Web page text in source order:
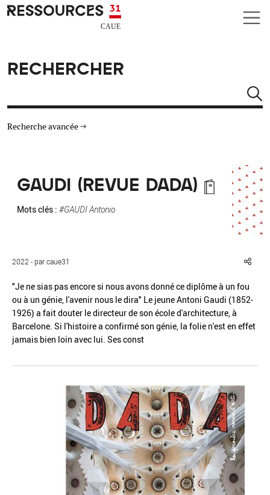
Aller au contenu principal
CAUE RESSOURCES 31
RECHERCHER
Recherche avancée
TYPE DE RESSOURCES
AUTRES CRITÈRES
GAUDI (REVUE DADA)
Mots clés : #GAUDI Antonio
2022 - par caue31
"Je ne sias pas encore si nous avons donné ce diplôme à un fou
ou à un génie, l'avenir nous le dira" Le jeune Antoni Gaudi (1852-
1926) a fait douter le directeur de son école d'architecture, à
Barcelone. Si l'histoire a confirmé son génie, la folie n'est en effet
jamais bien loin avec lui. Ses const